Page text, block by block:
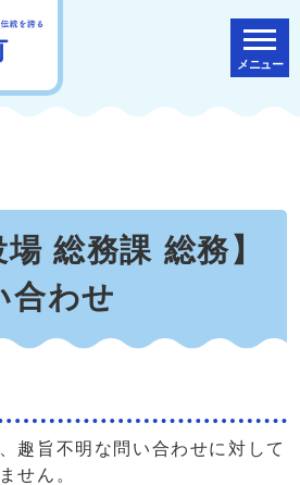
メニュー
場 総務課 総務】
合わせ
趣旨不明な問い合わせに対して
せん。